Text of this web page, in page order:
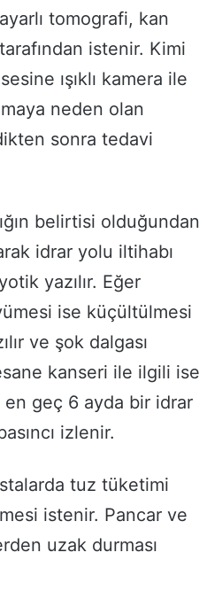
tomografi, kan
istenir. Kimi
ışıklı kamera ile
neden olan
sonra tedavi
belirtisi olduğundan
idrar yolu iltihabı
yazılır. Eğer
ise küçültülmesi
ve şok dalgası
kanseri ile ilgili ise
geç 6 ayda bir idrar
izlenir.
tuz tüketimi
istenir. Pancar ve
uzak durması